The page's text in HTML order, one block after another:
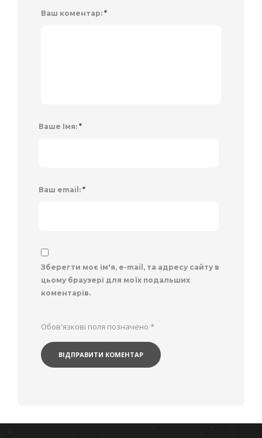
Ваш коментар: *
Ваше Імя: *
Ваш email: *
Зберегти моє ім'я, e-mail, та адресу сайту в
цьому браузері для моїх подальших
коментарів.
Обов'язкові поля позначено *